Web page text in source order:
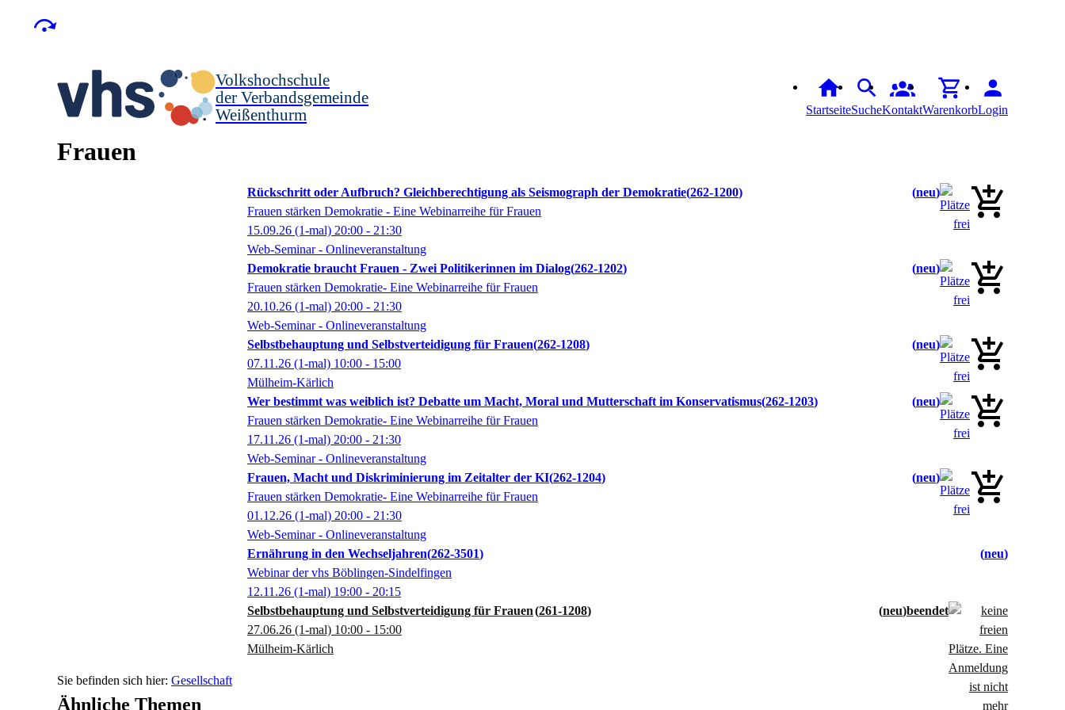
Volkshochschule
der Verbandsgemeinde
Weißenthurm
StartseiteSucheKontaktWarenkorbLogin
Frauen
Selbstbehauptung und Selbstverteidigung für Frauen 261-1208
neu
27.06.26 (1-mal) 10:00 - 15:00
Mülheim-Kärlich
Rückschritt oder Aufbruch? Gleichberechtigung als Seismograph der Demokratie 262-1200
neu
Frauen stärken Demokratie - Eine Webinarreihe für Frauen
15.09.26 (1-mal) 20:00 - 21:30
Web-Seminar - Onlineveranstaltung
Demokratie braucht Frauen - Zwei Politikerinnen im Dialog 262-1202
neu
Frauen stärken Demokratie- Eine Webinarreihe für Frauen
20.10.26 (1-mal) 20:00 - 21:30
Web-Seminar - Onlineveranstaltung
Selbstbehauptung und Selbstverteidigung für Frauen 262-1208
neu
07.11.26 (1-mal) 10:00 - 15:00
Mülheim-Kärlich
Ernährung in den Wechseljahren 262-3501
neu
Webinar der vhs Böblingen-Sindelfingen
12.11.26 (1-mal) 19:00 - 20:15
Wer bestimmt was weiblich ist? Debatte um Macht, Moral und Mutterschaft im Konservatismus 262-1203
neu
Frauen stärken Demokratie- Eine Webinarreihe für Frauen
17.11.26 (1-mal) 20:00 - 21:30
Web-Seminar - Onlineveranstaltung
Frauen, Macht und Diskriminierung im Zeitalter der KI 262-1204
neu
Frauen stärken Demokratie- Eine Webinarreihe für Frauen
01.12.26 (1-mal) 20:00 - 21:30
Web-Seminar - Onlineveranstaltung
Gesellschaft
Ähnliche Themen